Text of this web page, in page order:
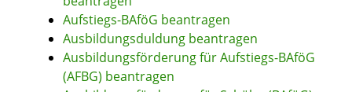
Aufstiegs-BAföG beantragen
Ausbildungsduldung beantragen
Ausbildungsförderung für Aufstiegs-BAföG
(AFBG) beantragen